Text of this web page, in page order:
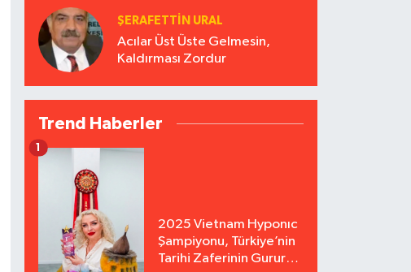
ŞERAFETTIN URAL
Acılar Üst Üste Gelmesin,
Kaldırması Zordur
Trend Haberler
2025 Vietnam Hyponıc
Şampiyonu, Türkiye’nin
Tarihi Zaferinin Gururu
1